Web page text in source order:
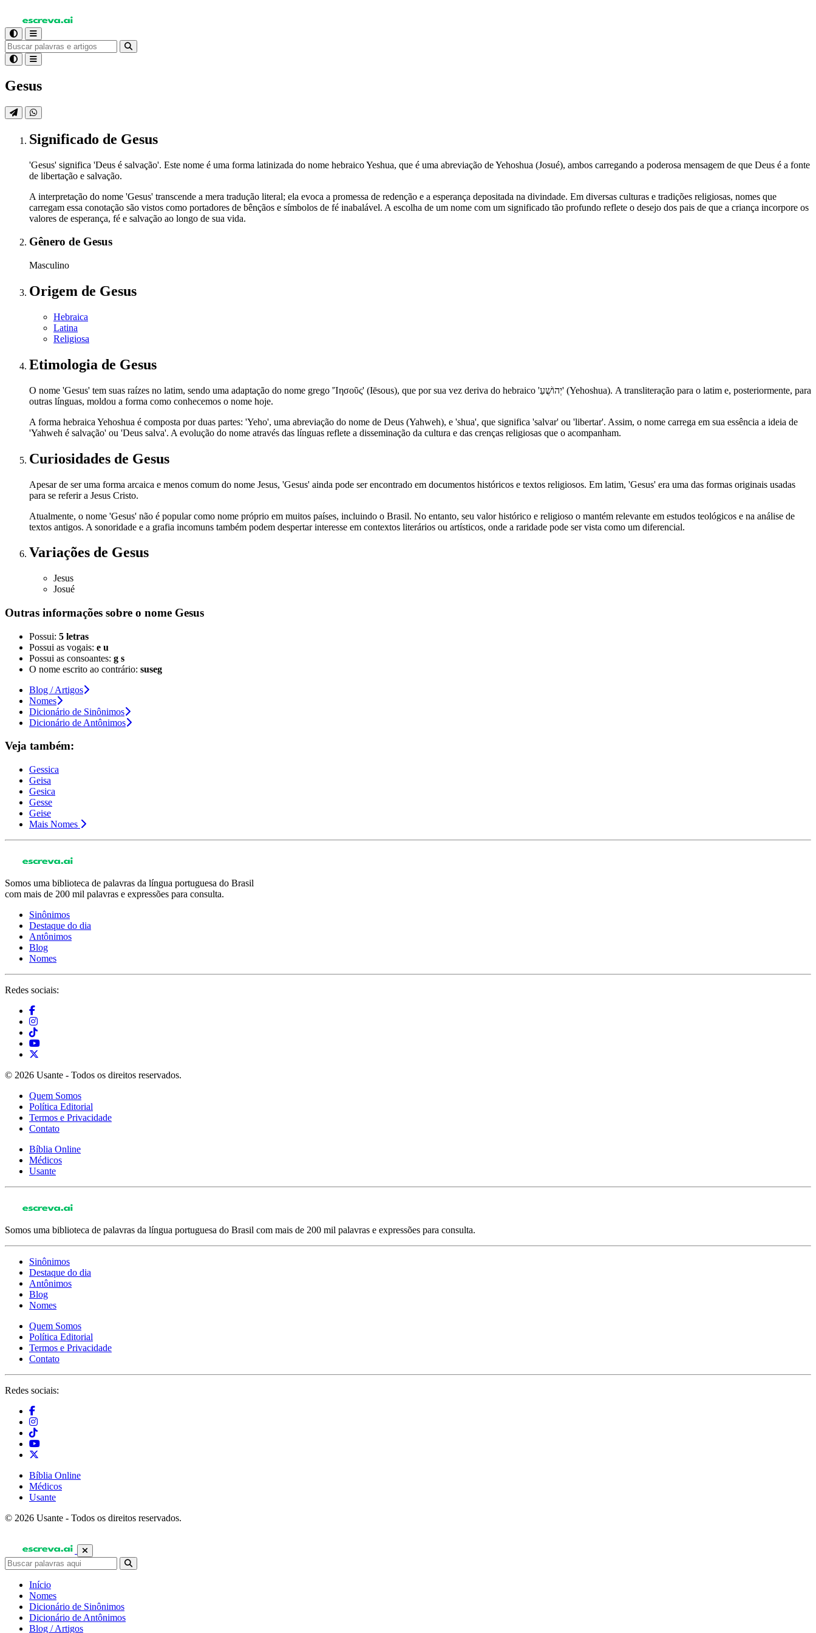
Gesus
Significado de Gesus
'Gesus' significa 'Deus é salvação'. Este nome é uma forma latinizada do nome hebraico Yeshua, que é uma abreviação de Yehoshua (Josué), ambos carregando a poderosa mensagem de que Deus é a fonte
de libertação e salvação.
A interpretação do nome 'Gesus' transcende a mera tradução literal; ela evoca a promessa de redenção e a esperança depositada na divindade. Em diversas culturas e tradições religiosas, nomes que
carregam essa conotação são vistos como portadores de bênçãos e símbolos de fé inabalável. A escolha de um nome com um significado tão profundo reflete o desejo dos pais de que a criança incorpore os
valores de esperança, fé e salvação ao longo de sua vida.
Gênero de Gesus
Masculino
Origem de Gesus
Hebraica
Latina
Religiosa
Etimologia de Gesus
O nome 'Gesus' tem suas raízes no latim, sendo uma adaptação do nome grego 'Ἰησοῦς' (Iēsous), que por sua vez deriva do hebraico 'יְהוֹשֻׁעַ' (Yehoshua). A transliteração para o latim e, posteriormente, para
outras línguas, moldou a forma como conhecemos o nome hoje.
A forma hebraica Yehoshua é composta por duas partes: 'Yeho', uma abreviação do nome de Deus (Yahweh), e 'shua', que significa 'salvar' ou 'libertar'. Assim, o nome carrega em sua essência a ideia de
'Yahweh é salvação' ou 'Deus salva'. A evolução do nome através das línguas reflete a disseminação da cultura e das crenças religiosas que o acompanham.
Curiosidades de Gesus
Apesar de ser uma forma arcaica e menos comum do nome Jesus, 'Gesus' ainda pode ser encontrado em documentos históricos e textos religiosos. Em latim, 'Gesus' era uma das formas originais usadas
para se referir a Jesus Cristo.
Atualmente, o nome 'Gesus' não é popular como nome próprio em muitos países, incluindo o Brasil. No entanto, seu valor histórico e religioso o mantém relevante em estudos teológicos e na análise de
textos antigos. A sonoridade e a grafia incomuns também podem despertar interesse em contextos literários ou artísticos, onde a raridade pode ser vista como um diferencial.
Variações de Gesus
Jesus
Josué
Outras informações sobre o nome Gesus
Possui: 5 letras
Possui as vogais: e u
Possui as consoantes: g s
O nome escrito ao contrário: suseg
Blog / Artigos
Nomes
Dicionário de Sinônimos
Dicionário de Antônimos
Veja também:
Gessica
Geisa
Gesica
Gesse
Geise
Mais Nomes
Somos uma biblioteca de palavras da língua portuguesa do Brasil
com mais de 200 mil palavras e expressões para consulta.
Sinônimos
Destaque do dia
Antônimos
Blog
Nomes
Redes sociais:
© 2026 Usante - Todos os direitos reservados.
Quem Somos
Política Editorial
Termos e Privacidade
Contato
Bíblia Online
Médicos
Usante
Somos uma biblioteca de palavras da língua portuguesa do Brasil com mais de 200 mil palavras e expressões para consulta.
Sinônimos
Destaque do dia
Antônimos
Blog
Nomes
Quem Somos
Política Editorial
Termos e Privacidade
Contato
Redes sociais:
Bíblia Online
Médicos
Usante
© 2026 Usante - Todos os direitos reservados.
Início
Nomes
Dicionário de Sinônimos
Dicionário de Antônimos
Blog / Artigos